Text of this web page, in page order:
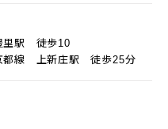
里駅 徒歩10
庄駅 徒歩25分